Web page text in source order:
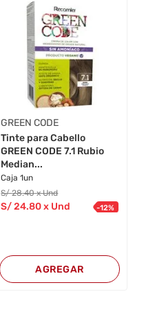
GREEN CODE
Tinte para Cabello
GREEN CODE 7.1 Rubio
Median...
Caja 1un
S/28.40 x Und
S/24.80x Und -12%
AGREGAR